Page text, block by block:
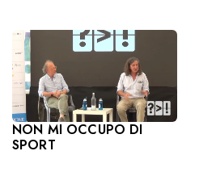
NON MI OCCUPO DI
SPORT